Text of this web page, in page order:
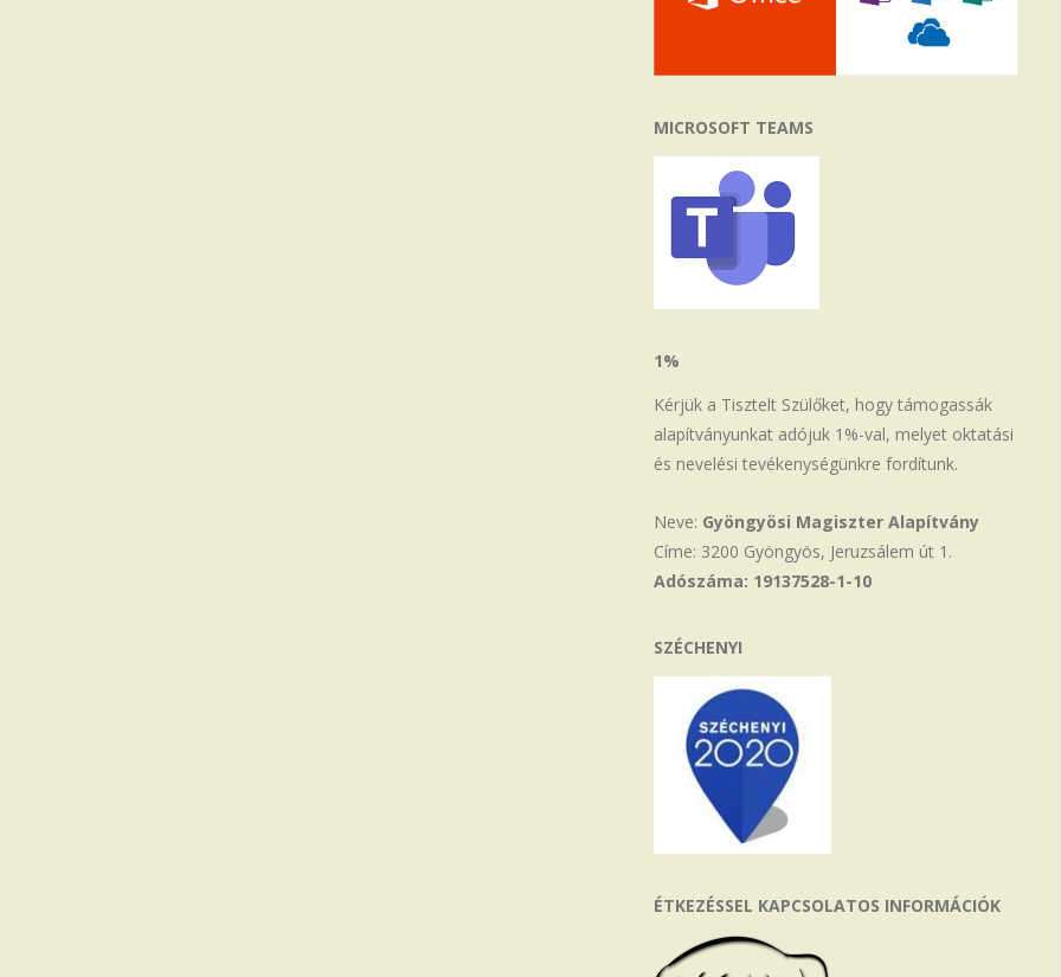
MICROSOFT TEAMS
1%
Kérjük a Tisztelt Szülőket, hogy támogassák
alapítványunkat adójuk 1%-val, melyet oktatási
és nevelési tevékenységünkre fordítunk.
Neve: Gyöngyösi Magiszter Alapítvány
Címe: 3200 Gyöngyös, Jeruzsálem út 1.
Adószáma: 19137528-1-10
SZÉCHENYI
ÉTKEZÉSSEL KAPCSOLATOS INFORMÁCIÓK